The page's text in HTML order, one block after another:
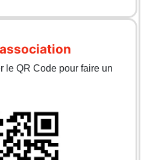
le QR Code pour faire un